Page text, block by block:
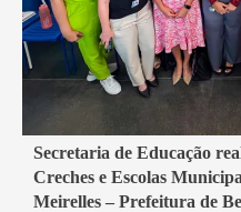
4 min read
Belford Roxo
Secretaria de Educação
Creches e Escolas
Meirelles – Prefeitura de